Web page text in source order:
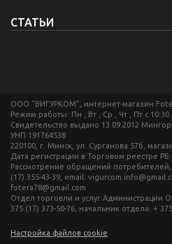
СТАТЬИ
ООО "ВИГУРКОМ", интернет-магазин
Режим работы: Пн , Вт , Ср , Чт , Пт c 10:30
Свидетельство выдано 13.09.2012
УНП 191764538
220100, г. Минск, ул. Сурганова 57б,
Дата регистрации в Торговом реестре
Рассмотрение обращений потребителей,
(17) 355-43-39, email:
fotera78@gmail.com
Отдел торговли и услуг Администрации
375 (17) 373-50-76, начальник отдела: +
Настройка файлов cookie